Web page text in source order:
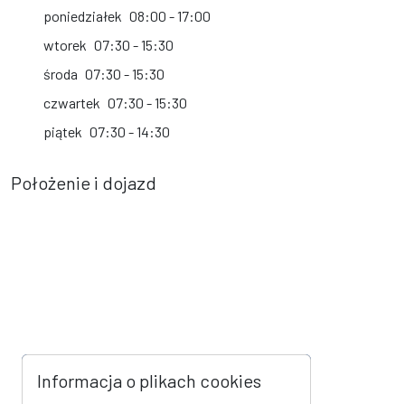
poniedziałek 08:00 - 17:00
wtorek 07:30 - 15:30
środa 07:30 - 15:30
czwartek 07:30 - 15:30
piątek 07:30 - 14:30
Położenie i dojazd
Informacja o plikach cookies